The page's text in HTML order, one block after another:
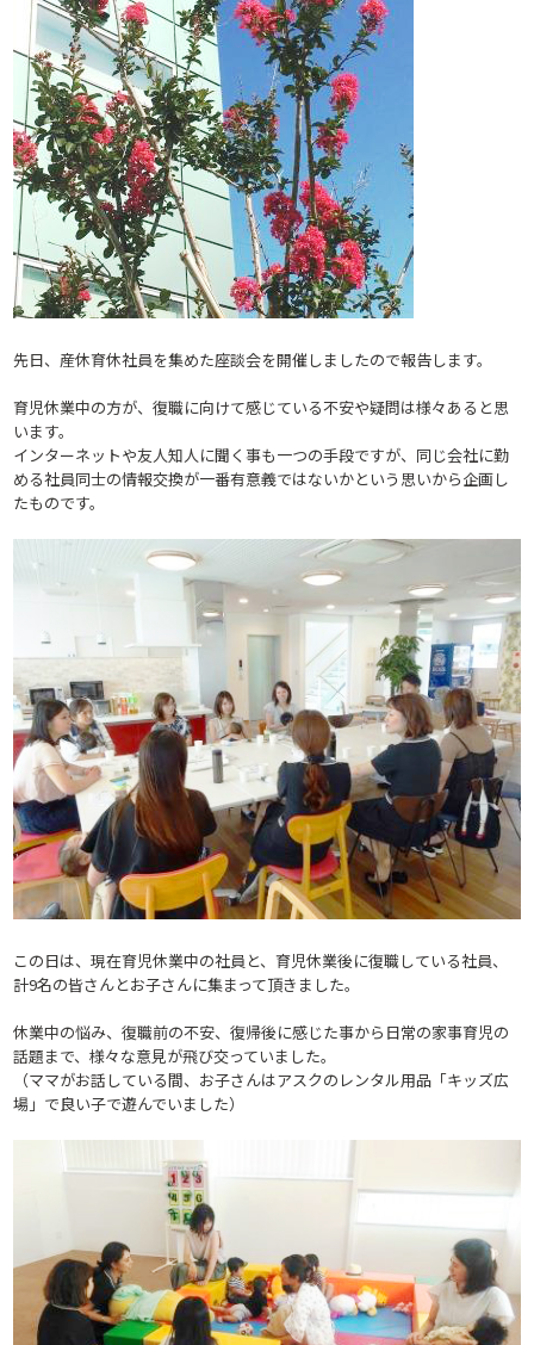
先日、産休育休社員を集めた座談会を開催しましたので報告します。
育児休業中の方が、復職に向けて感じている不安や疑問は様々あると思
います。
インターネットや友人知人に聞く事も一つの手段ですが、同じ会社に勤
める社員同士の情報交換が一番有意義ではないかという思いから企画し
たものです。
この日は、現在育児休業中の社員と、育児休業後に復職している社員、
計9名の皆さんとお子さんに集まって頂きました。
休業中の悩み、復職前の不安、復帰後に感じた事から日常の家事育児の
話題まで、様々な意見が飛び交っていました。
（ママがお話している間、お子さんはアスクのレンタル用品「キッズ広
場」で良い子で遊んでいました）